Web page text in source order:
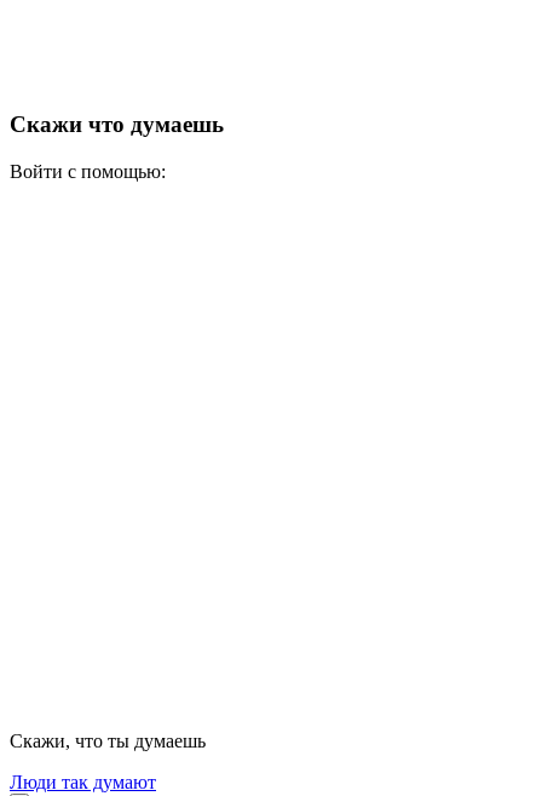
Скажи что думаешь
Войти с помощью:
Скажи, что ты думаешь
Люди так думают